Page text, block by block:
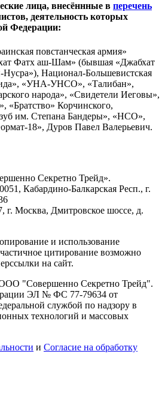
лица, внесённные в перечень
деятельность которых
Федерации:
повстанческая армия»
Фатх аш-Шам» (бывшая «Джабхат
Национал-Большевистская
«УНА-УНСО», «Талибан»,
народа», «Свидетели Иеговы»,
Корчинского,
им. Степана Бандеры», «НСО»,
18», Дуров Павел Валерьевич.
Секретно Трейд».
Кабардино-Балкарская Респ., г.
г. Москва, Дмитровское шоссе, д.
и использование
цитирование возможно
на сайт.
"Совершенно Секретно Трейд".
ЭЛ № ФС 77-79634 от
службой по надзору в
технологий и массовых
и Согласие на обработку